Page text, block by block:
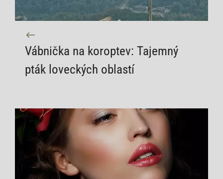
Vábnička na koroptev: Tajemný
pták loveckých oblastí